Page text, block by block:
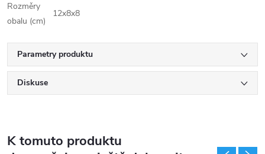
Rozměry
obalu (cm)
12x8x8
Parametry produktu
Diskuse
K tomuto produktu